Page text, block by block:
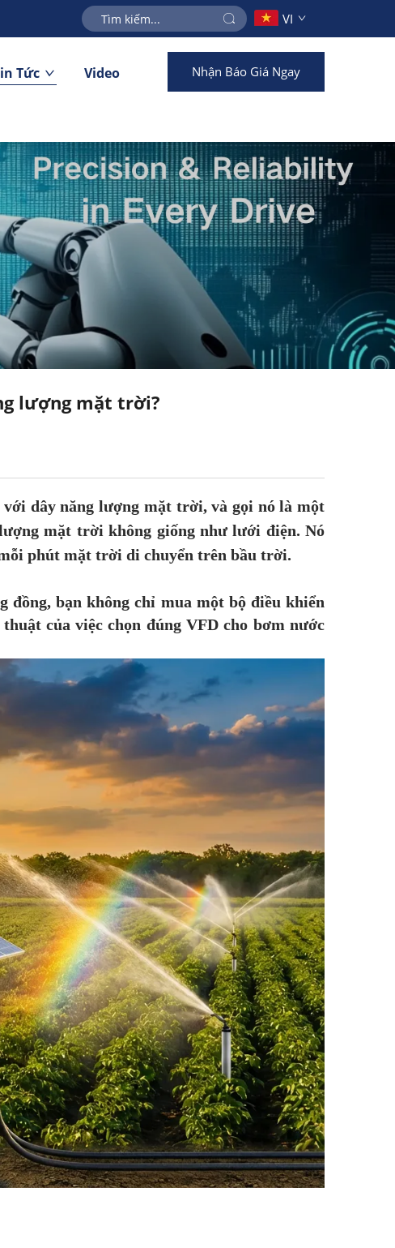
VI
Tức Video Nhận Báo Giá Ngay
lượng mặt trời?
dây năng lượng mặt trời, và gọi nó là một
mặt trời không giống như lưới điện. Nó
phút mặt trời di chuyển trên bầu trời.
đồng, bạn không chỉ mua một bộ điều khiển
của việc chọn đúng VFD cho bơm nước